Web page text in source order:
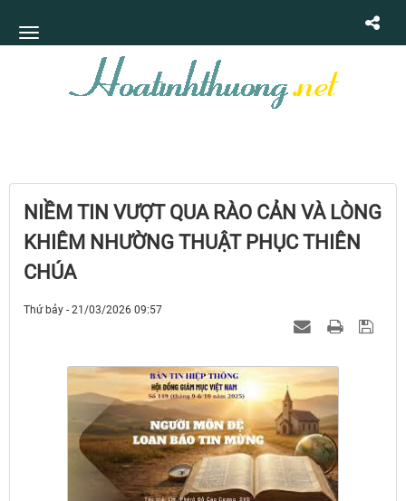
NIỀM TIN VƯỢT QUA RÀO CẢN VÀ LÒNG
KHIÊM NHƯỜNG THUẬT PHỤC THIÊN
CHÚA
Thứ bảy - 21/03/2026 09:57